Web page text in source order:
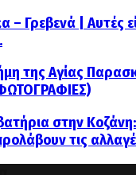
Γρεβενά | Αυτές
της Αγίας
στην
τις